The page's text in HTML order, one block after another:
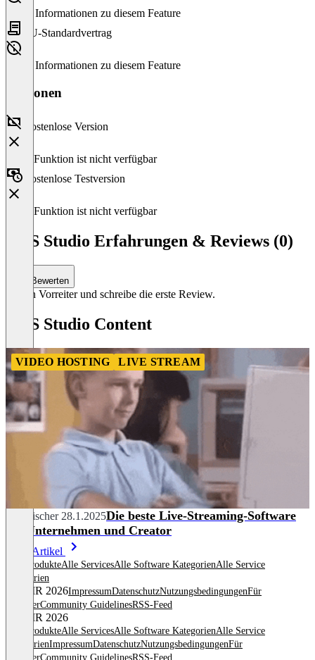
Keine Informationen zu diesem Feature
EU-Standardvertrag
Keine Informationen zu diesem Feature
Versionen
Kostenlose Version
Diese Funktion ist nicht verfügbar
Kostenlose Testversion
Diese Funktion ist nicht verfügbar
OBS Studio Erfahrungen & Reviews (0)
Bewerten
Sei ein Vorreiter und schreibe die erste Review.
OBS Studio Content
VIDEO HOSTING LIVE STREAM
Tim Fischer 28.1.2025Die beste Live-Streaming-Software
für Unternehmen und Creator
Mehr Artikel
Alle ProdukteAlle ServicesAlle Software KategorienAlle Service
Kategorien
© OMR 2026ImpressumDatenschutzNutzungsbedingungenFür
AnbieterCommunity GuidelinesRSS-Feed
© OMR 2026
Alle ProdukteAlle ServicesAlle Software KategorienAlle Service
KategorienImpressumDatenschutzNutzungsbedingungenFür
AnbieterCommunity GuidelinesRSS-Feed